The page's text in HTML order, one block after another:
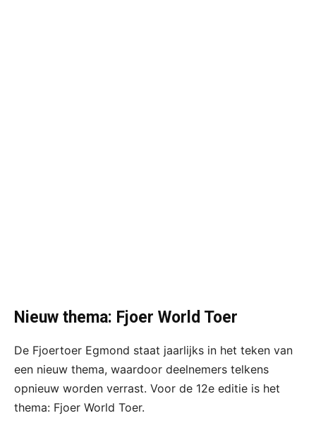
Nieuw thema: Fjoer World Toer
De Fjoertoer Egmond staat jaarlijks in het teken van
een nieuw thema, waardoor deelnemers telkens
opnieuw worden verrast. Voor de 12e editie is het
thema: Fjoer World Toer.